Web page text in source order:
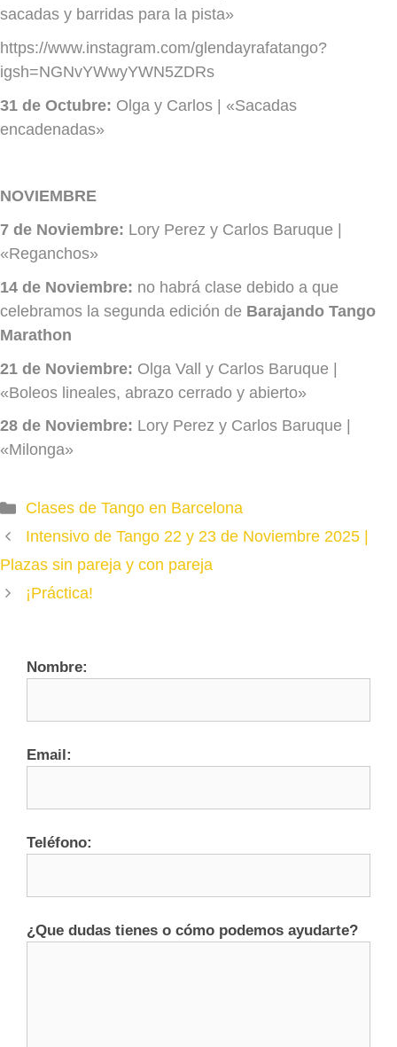
sacadas y barridas para la pista»
https://www.instagram.com/glendayrafatango?
igsh=NGNvYWwyYWN5ZDRs
31 de Octubre: Olga y Carlos | «Sacadas
encadenadas»
NOVIEMBRE
7 de Noviembre: Lory Perez y Carlos Baruque |
«Reganchos»
14 de Noviembre: no habrá clase debido a que
celebramos la segunda edición de Barajando Tango
Marathon
21 de Noviembre: Olga Vall y Carlos Baruque |
«Boleos lineales, abrazo cerrado y abierto»
28 de Noviembre: Lory Perez y Carlos Baruque |
«Milonga»
Categories
Clases de Tango en Barcelona
Intensivo de Tango 22 y 23 de Noviembre 2025 |
Plazas sin pareja y con pareja
¡Práctica!
Nombre:
Email:
Teléfono:
¿Que dudas tienes o cómo podemos ayudarte?